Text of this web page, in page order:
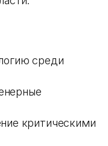
среди
критическими